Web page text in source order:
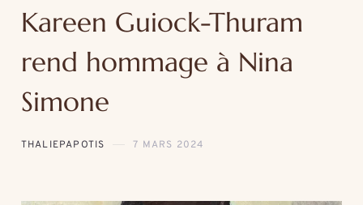
Kareen Guiock-Thuram
rend hommage à Nina
Simone
THALIEPAPOTIS 7 MARS 2024